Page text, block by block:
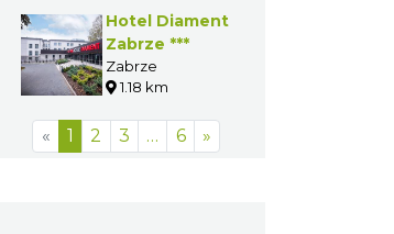
Hotel Diament
Zabrze ***
Zabrze
1.18 km
« 1 2 3 … 6 »